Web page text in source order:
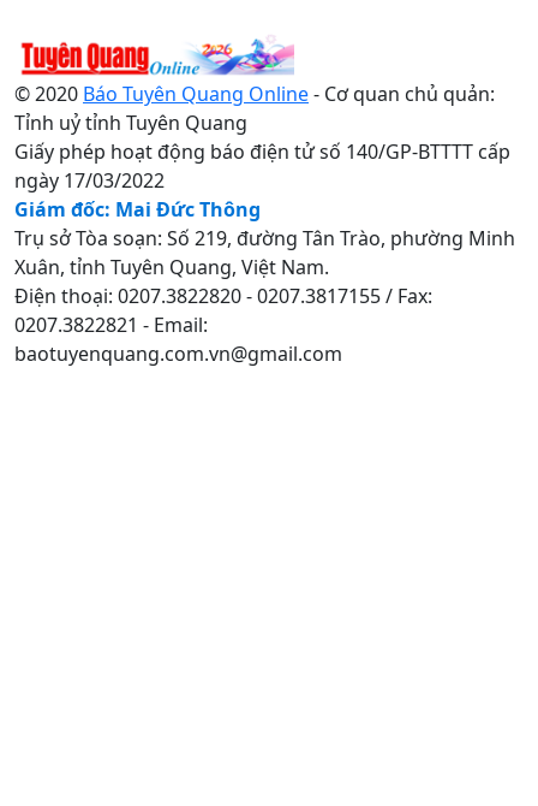
© 2020 Báo Tuyên Quang Online- Cơ quan chủ quản:
Tỉnh uỷ tỉnh Tuyên Quang
Giấy phép hoạt động báo điện tử số 140/GP-BTTTT cấp
ngày 17/03/2022
Giám đốc: Mai Đức Thông
Trụ sở Tòa soạn: Số 219, đường Tân Trào, phường Minh
Xuân, tỉnh Tuyên Quang, Việt Nam.
Điện thoại: 0207.3822820 - 0207.3817155 / Fax:
0207.3822821 - Email:
baotuyenquang.com.vn@gmail.com